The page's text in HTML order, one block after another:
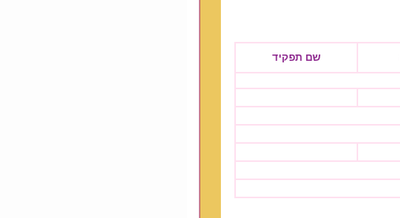
שם תפקיד